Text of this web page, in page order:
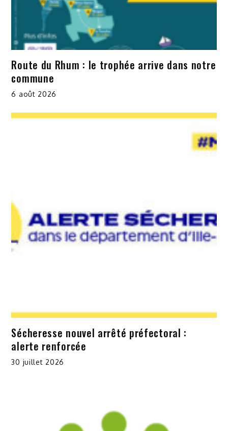
Route du Rhum : le trophée arrive dans notre
commune
6 août 2026
Sécheresse nouvel arrêté préfectoral :
alerte renforcée
30 juillet 2026